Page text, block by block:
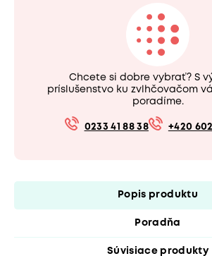
Chcete si dobre vybrať? S
príslušenstvo ku zvlhčovačom
poradíme.
0233 41 88 38 +420
Popis produktu
Poradňa
Súvisiace produkty